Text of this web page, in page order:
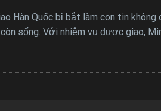
Hàn Quốc bị bắt làm con tin
sống. Với nhiệm vụ được giao,